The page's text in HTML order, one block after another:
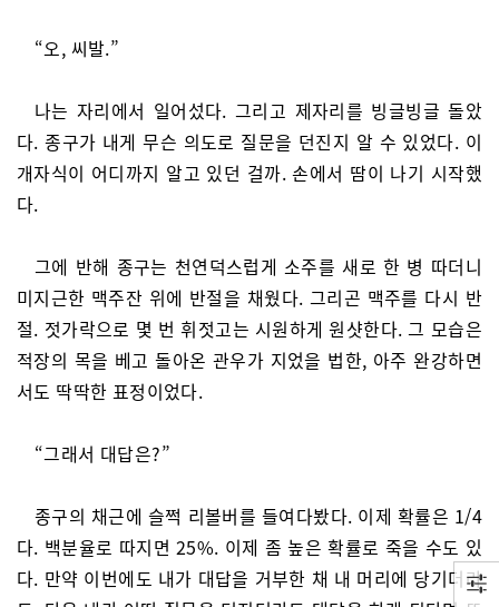
“오, 씨발.”
나는 자리에서 일어섰다. 그리고 제자리를 빙글빙글 돌았
다. 종구가 내게 무슨 의도로 질문을 던진지 알 수 있었다. 이
개자식이 어디까지 알고 있던 걸까. 손에서 땀이 나기 시작했
다.
그에 반해 종구는 천연덕스럽게 소주를 새로 한 병 따더니
미지근한 맥주잔 위에 반절을 채웠다. 그리곤 맥주를 다시 반
절. 젓가락으로 몇 번 휘젓고는 시원하게 원샷한다. 그 모습은
적장의 목을 베고 돌아온 관우가 지었을 법한, 아주 완강하면
서도 딱딱한 표정이었다.
“그래서 대답은?”
종구의 채근에 슬쩍 리볼버를 들여다봤다. 이제 확률은 1/4
다. 백분율로 따지면 25%. 이제 좀 높은 확률로 죽을 수도 있
다. 만약 이번에도 내가 대답을 거부한 채 내 머리에 당기더라